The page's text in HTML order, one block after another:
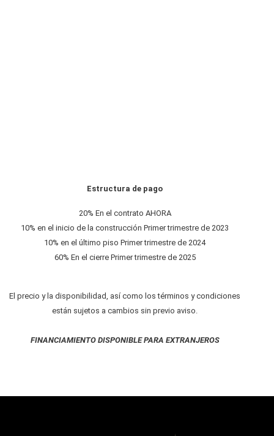
Estructura de pago
20% En el contrato AHORA
10% en el inicio de la construcción Primer trimestre de 2023
10% en el último piso Primer trimestre de 2024
60% En el cierre Primer trimestre de 2025
El precio y la disponibilidad, así como los términos y condiciones
están sujetos a cambios sin previo aviso.
FINANCIAMIENTO DISPONIBLE PARA EXTRANJEROS